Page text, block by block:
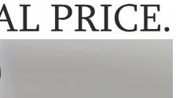
可結帳。
。
後，將跳轉至「AFTEE先享後付」
即可完成結帳。
簡訊。
運費